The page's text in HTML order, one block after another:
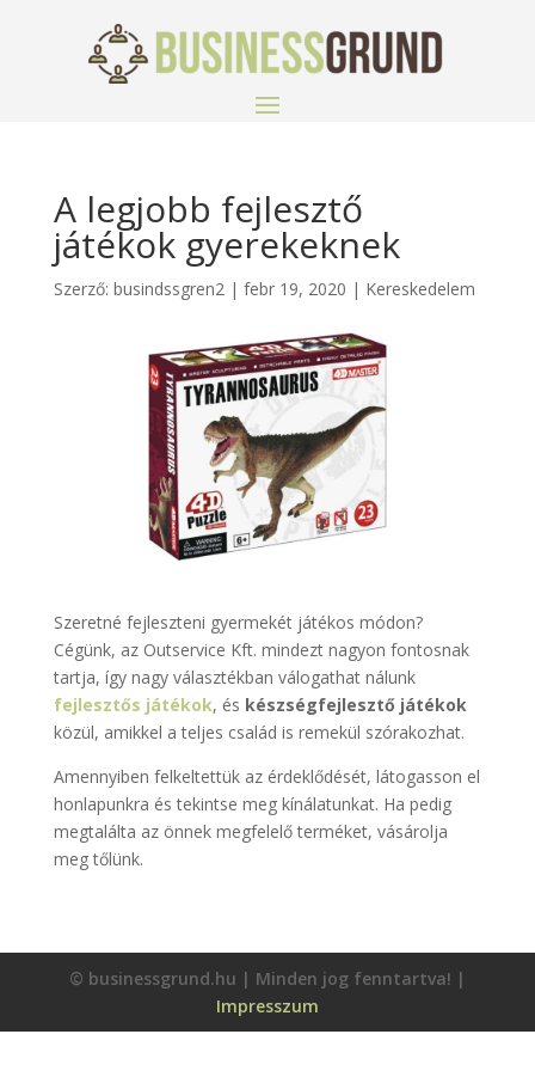
A legjobb fejlesztő
játékok gyerekeknek
Szerző: busindssgren2| febr 19, 2020 | Kereskedelem
Szeretné fejleszteni gyermekét játékos módon?
Cégünk, az Outservice Kft. mindezt nagyon fontosnak
tartja, így nagy választékban válogathat nálunk
fejlesztős játékok, és készségfejlesztő játékok
közül, amikkel a teljes család is remekül szórakozhat.
Amennyiben felkeltettük az érdeklődését, látogasson el
honlapunkra és tekintse meg kínálatunkat. Ha pedig
megtalálta az önnek megfelelő terméket, vásárolja
meg tőlünk.
© businessgrund.hu | Minden jog fenntartva! |
Impresszum